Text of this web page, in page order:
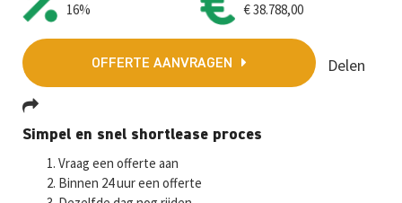
16%
€ 38.788,00
OFFERTE AANVRAGEN Delen
Fa
ce
b
T
wi
tt
E
m
ai
W
h
at
M
se
Simpel en snel shortlease proces
Vraag een offerte aan
Binnen 24 uur een offerte